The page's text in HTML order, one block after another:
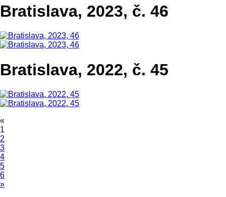
Bratislava, 2023, č. 46
Bratislava, 2022, č. 45
«
1
2
3
4
5
6
»